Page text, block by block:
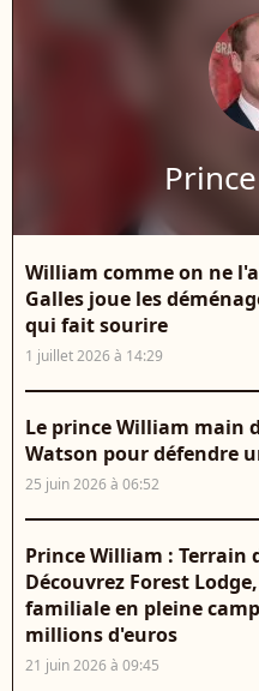
William comme on ne
Galles joue les
qui fait sourire
1 juillet 2026 à 14:29
Le prince William main
Watson pour défendre
25 juin 2026 à 06:52
Prince William : Terrain
Découvrez Forest
familiale en pleine
millions d'euros
21 juin 2026 à 09:45